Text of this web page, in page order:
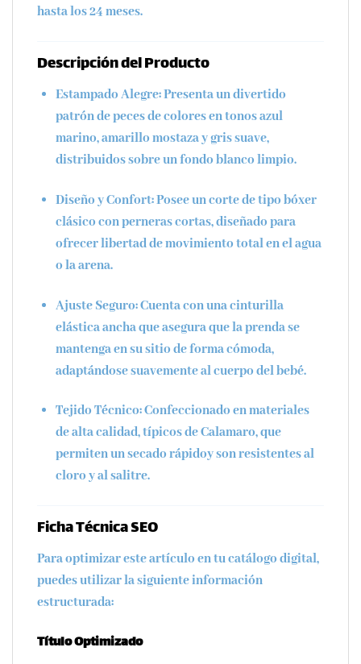
hasta los 24 meses.
Descripción del Producto
Estampado Alegre:Presenta un divertido
patrón depeces de coloresen tonos azul
marino, amarillo mostaza y gris suave,
distribuidos sobre un fondo blanco limpio.
Diseño y Confort:Posee un corte de tipobóxer
clásicocon perneras cortas, diseñado para
ofrecer libertad de movimiento total en el agua
o la arena.
Ajuste Seguro:Cuenta con unacinturilla
elásticaancha que asegura que la prenda se
mantenga en su sitio de forma cómoda,
adaptándose suavemente al cuerpo del bebé.
Tejido Técnico:Confeccionado en materiales
de alta calidad, típicos deCalamaro, que
permiten unsecado rápidoy son resistentes al
cloro y al salitre.
Ficha Técnica SEO
Para optimizar este artículo en tu catálogo digital,
puedes utilizar la siguiente información
estructurada:
Título Optimizado